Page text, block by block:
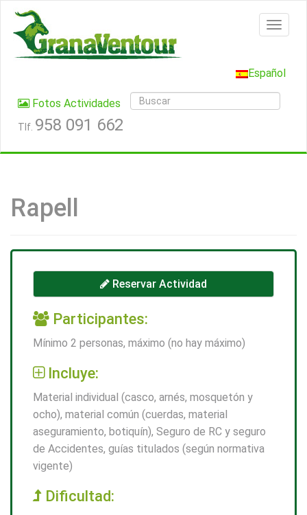
Español
Fotos Actividades
Tlf. 958 091 662
Rapell
Reservar Actividad
Participantes:
Mínimo 2 personas, máximo (no hay máximo)
Incluye:
Material individual (casco, arnés, mosquetón y
ocho), material común (cuerdas, material
aseguramiento, botiquín), Seguro de RC y seguro
de Accidentes, guías titulados (según normativa
vigente)
Dificultad: